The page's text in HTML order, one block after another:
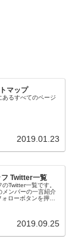
マップ
あるすべてのページ
2019.01.23
フ Twitter一覧
Twitter一覧です。
メンバーの一言紹介
ローボタンを押す
2019.09.25